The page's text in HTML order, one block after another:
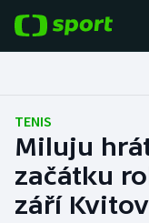
Fotbal
Hokej
Tenis
TENIS
Miluju
začátku
září